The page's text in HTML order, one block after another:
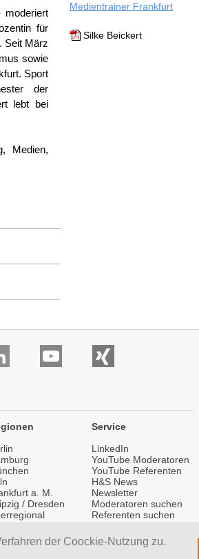
der Coockie-Nutzung zu.
moderiert
für
Seit März
sowie
Sport
der
lebt bei
Medien,
Medientrainer Frankfurt
Silke Beickert
a. M.
/ Dresden
Service
LinkedIn
YouTube Moderatoren
YouTube Referenten
H&S News
Newsletter
Moderatoren suchen
Referenten suchen